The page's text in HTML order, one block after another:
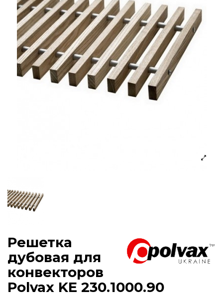
Решетка
дубовая для
конвекторов
Рolvax KE 230.1000.90